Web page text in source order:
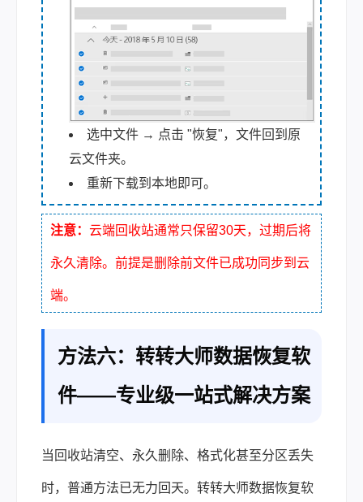
选中文件 → 点击 "恢复"，文件回到原
云文件夹。
重新下载到本地即可。
注意： 云端回收站通常只保留30天，过期后将
永久清除。前提是删除前文件已成功同步到云
端。
方法六：转转大师数据恢复软
件——专业级一站式解决方案
当回收站清空、永久删除、格式化甚至分区丢失
时，普通方法已无力回天。转转大师数据恢复软